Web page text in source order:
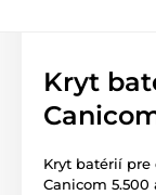
Kryt
Kryt batérií pre
Canicom 5.500